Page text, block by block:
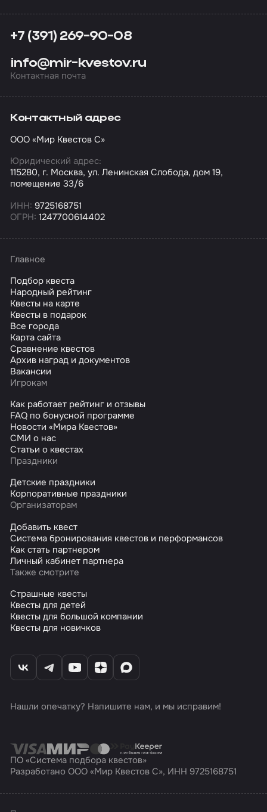
+7 (391) 269-90-08
info@mir-kvestov.ru
Контактная почта
Контактный адрес
ООО «Мир Квестов С»
Юридический адрес:
115280, г. Москва, ул. Ленинская Слобода, дом 19,
помещение 33/6
ИНН: 9725168751
ОГРН: 1247700614402
Главное
Подбор квеста
Народный рейтинг
Квесты на карте
Квесты в подарок
Все города
Карта сайта
Сравнение квестов
Архив наград и документов
Вакансии
Игрокам
Как работает рейтинг и отзывы
FAQ по бонусной программе
Новости «Мира Квестов»
СМИ о нас
Статьи о квестах
Праздники
Детские праздники
Корпоративные праздники
Организаторам
Добавить квест
Система бронирования квестов и перформансов
Как стать партнером
Личный кабинет партнера
Также смотрите
Страшные квесты
Квесты для детей
Квесты для большой компании
Квесты для новичков
Нашли опечатку? Напишите нам, и мы исправим!
ПО «Система подбора квестов»
Разработано ООО «Мир Квестов С», ИНН 9725168751